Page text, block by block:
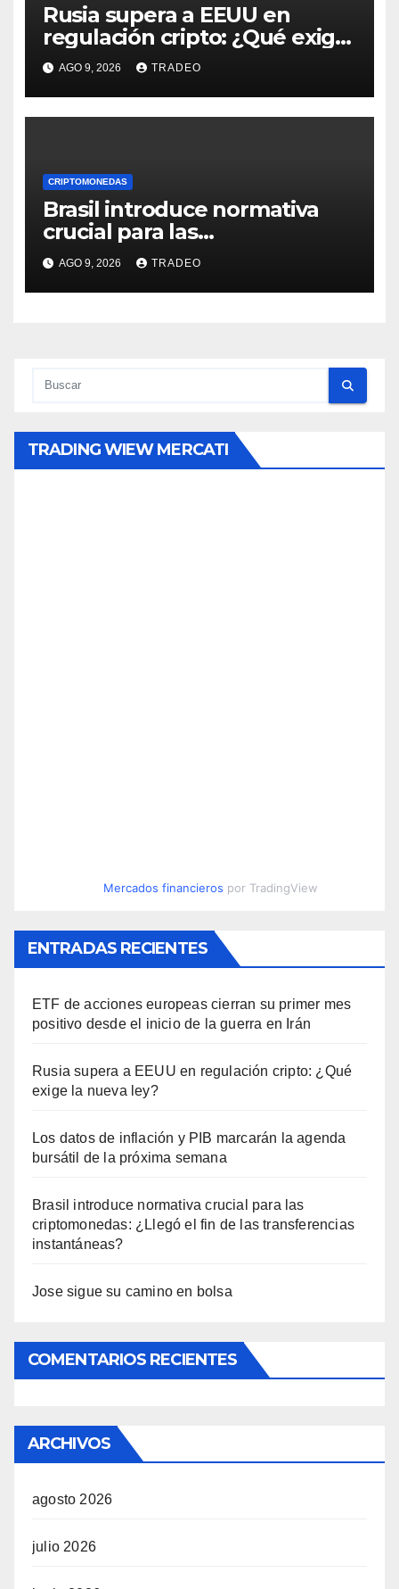
Rusia supera a EEUU en
regulación cripto: ¿Qué exige
la nueva ley?
AGO 9, 2026 TRADEO
CRIPTOMONEDAS
Brasil introduce normativa
crucial para las
criptomonedas: ¿Llegó el fin
de las transferencias
instantáneas?
AGO 9, 2026 TRADEO
TRADING WIEW MERCATI
Mercados financieros por TradingView
ENTRADAS RECIENTES
ETF de acciones europeas cierran su primer mes
positivo desde el inicio de la guerra en Irán
Rusia supera a EEUU en regulación cripto: ¿Qué
exige la nueva ley?
Los datos de inflación y PIB marcarán la agenda
bursátil de la próxima semana
Brasil introduce normativa crucial para las
criptomonedas: ¿Llegó el fin de las transferencias
instantáneas?
Jose sigue su camino en bolsa
COMENTARIOS RECIENTES
ARCHIVOS
agosto 2026
julio 2026